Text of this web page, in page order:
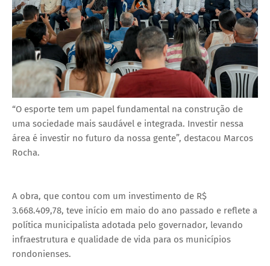
“O esporte tem um papel fundamental na construção de
uma sociedade mais saudável e integrada. Investir nessa
área é investir no futuro da nossa gente”, destacou Marcos
Rocha.
A obra, que contou com um investimento de R$
3.668.409,78, teve início em maio do ano passado e reflete a
política municipalista adotada pelo governador, levando
infraestrutura e qualidade de vida para os municípios
rondonienses.